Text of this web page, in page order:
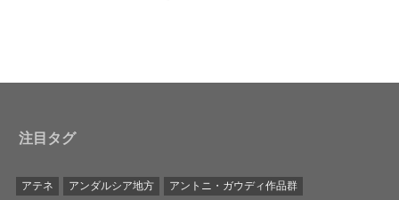
注目タグ
アテネ アンダルシア地方
アントニ・ガウディ作品群